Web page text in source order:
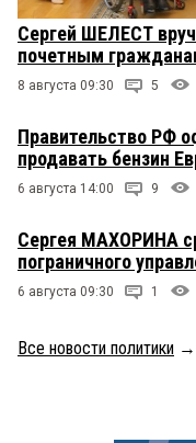
Сергей ШЕЛЕСТ
почетным
8 августа 09:30 5
Правительство РФ
продавать бензин
6 августа 14:00 9
Сергея МАХОРИНА
пограничного
6 августа 09:30 1
Все новости политики →